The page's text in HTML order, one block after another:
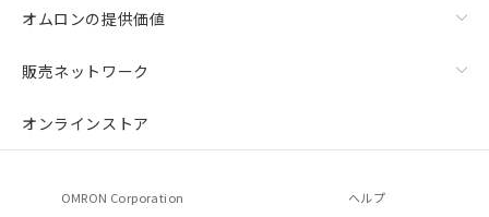
オムロンの提供価値
販売ネットワーク
オンラインストア
OMRON Corporation ヘルプ